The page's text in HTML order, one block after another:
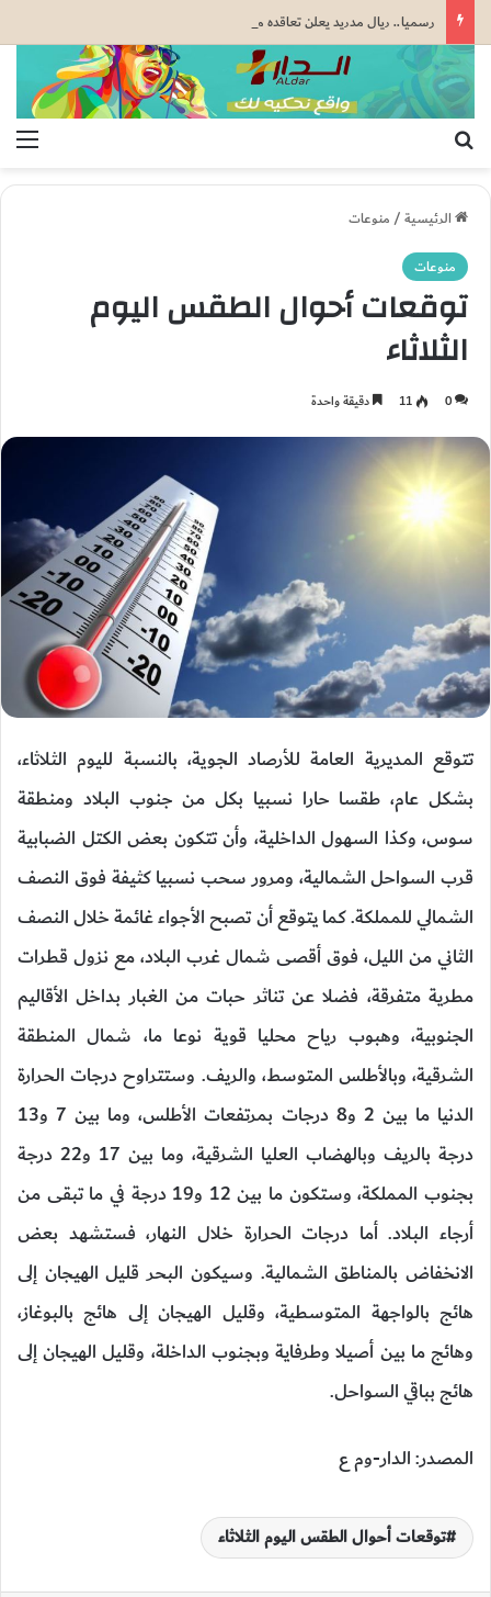
الرئيسية/منوعات
منوعات
توقعات أحوال الطقس اليوم
الثلاثاء
0
11 دقيقة واحدة
تتوقع المديرية العامة للأرصاد الجوية، بالنسبة لليوم الثلاثاء،
بشكل عام، طقسا حارا نسبيا بكل من جنوب البلاد ومنطقة
سوس، وكذا السهول الداخلية، وأن تتكون بعض الكتل الضبابية
قرب السواحل الشمالية، ومرور سحب نسبيا كثيفة فوق النصف
الشمالي للمملكة. كما يتوقع أن تصبح الأجواء غائمة خلال النصف
الثاني من الليل، فوق أقصى شمال غرب البلاد، مع نزول قطرات
مطرية متفرقة، فضلا عن تناثر حبات من الغبار بداخل الأقاليم
الجنوبية، وهبوب رياح محليا قوية نوعا ما، شمال المنطقة
الشرقية، وبالأطلس المتوسط، والريف. وستتراوح درجات الحرارة
الدنيا ما بين 2 و8 درجات بمرتفعات الأطلس، وما بين 7 و13
درجة بالريف وبالهضاب العليا الشرقية، وما بين 17 و22 درجة
بجنوب المملكة، وستكون ما بين 12 و19 درجة في ما تبقى من
أرجاء البلاد. أما درجات الحرارة خلال النهار، فستشهد بعض
الانخفاض بالمناطق الشمالية. وسيكون البحر قليل الهيجان إلى
هائج بالواجهة المتوسطية، وقليل الهيجان إلى هائج بالبوغاز،
وهائج ما بين أصيلا وطرفاية وبجنوب الداخلة، وقليل الهيجان إلى
هائج بباقي السواحل.
المصدر: الدار-وم ع
توقعات أحوال الطقس اليوم الثلاثاء